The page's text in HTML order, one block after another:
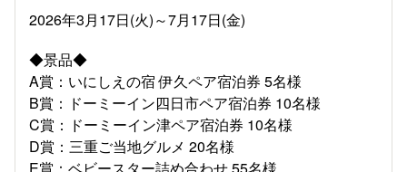
2026年3月17日(火)～7月17日(金)
◆景品◆
A賞：いにしえの宿 伊久ペア宿泊券 5名様
B賞：ドーミーイン四日市ペア宿泊券 10名様
C賞：ドーミーイン津ペア宿泊券 10名様
D賞：三重ご当地グルメ 20名様